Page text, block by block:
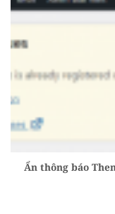
Ẩn thông báo